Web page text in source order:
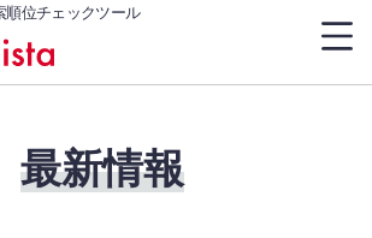
順位チェックツール
最新情報